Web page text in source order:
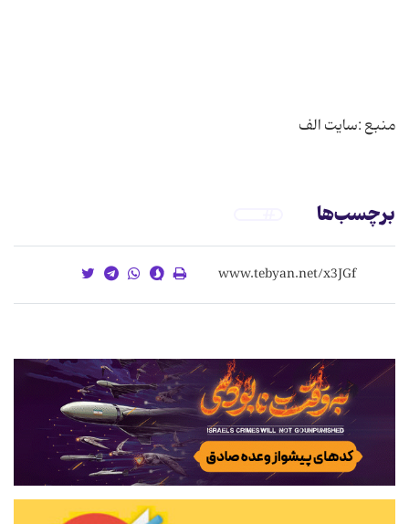
منبع :سایت الف
برچسب‌ها